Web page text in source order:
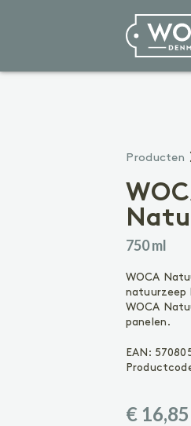
Reinigen
Olie
Zeep
Gelakte
Producten
750 ml
WOCA
natuurzeep
WOCA
panelen.
EAN:
€ 16,85